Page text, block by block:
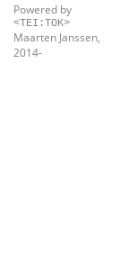
Powered by
<TEI:TOK>
Maarten Janssen,
2014-